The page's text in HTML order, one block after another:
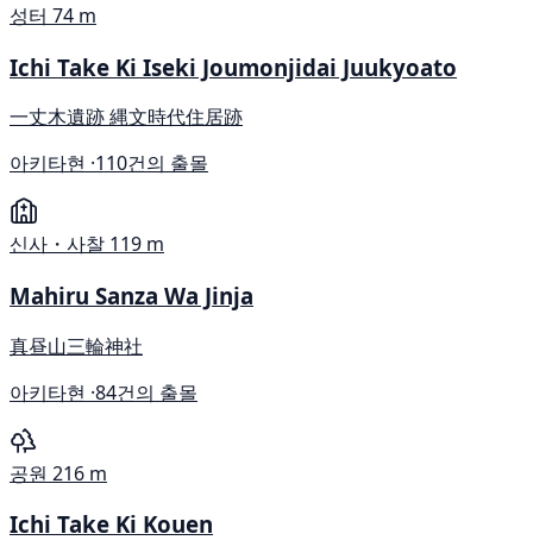
성터 74 m
Ichi Take Ki Iseki Joumonjidai Juukyoato
一丈木遺跡 縄文時代住居跡
아키타현 ·110건의 출몰
신사・사찰 119 m
Mahiru Sanza Wa Jinja
真昼山三輪神社
아키타현 ·84건의 출몰
공원 216 m
Ichi Take Ki Kouen